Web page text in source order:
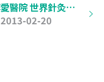
博愛醫院 世界針灸學會聯合會針灸專科中心 義診活動
2013-02-20